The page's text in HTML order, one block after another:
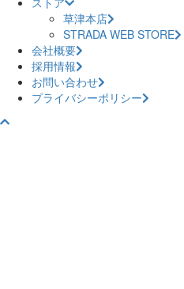
草津本店
STRADA WEB STORE
会社概要
採用情報
お問い合わせ
プライバシーポリシー